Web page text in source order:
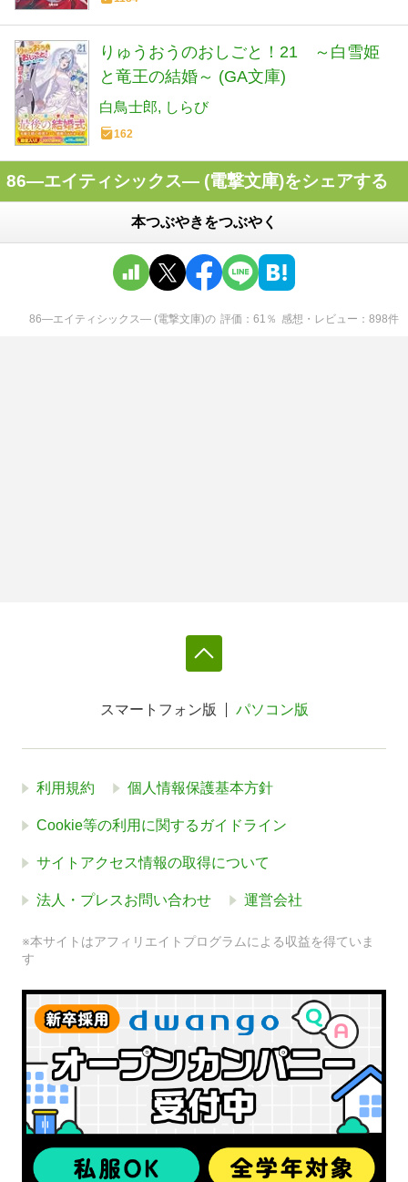
りゅうおうのおしごと！21 ～白雪姫
と竜王の結婚～ (GA文庫)
白鳥士郎 しらび
162
86―エイティシックス― (電撃文庫)をシェアする
本つぶやきをつぶやく
86―エイティシックス― (電撃文庫)の 評価 61 ％ 感想・レビュー 898件
スマートフォン版 パソコン版
利用規約 個人情報保護基本方針
Cookie等の利用に関するガイドライン
サイトアクセス情報の取得について
法人・プレスお問い合わせ 運営会社
※本サイトはアフィリエイトプログラムによる収益を得ていま
す